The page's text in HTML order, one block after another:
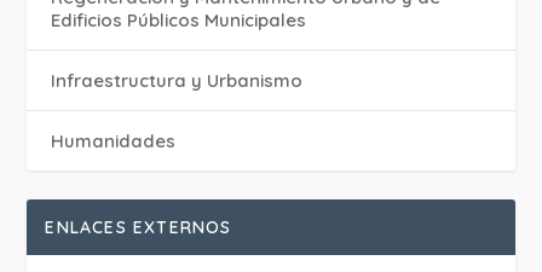
Edificios Públicos Municipales
Infraestructura y Urbanismo
Humanidades
ENLACES EXTERNOS